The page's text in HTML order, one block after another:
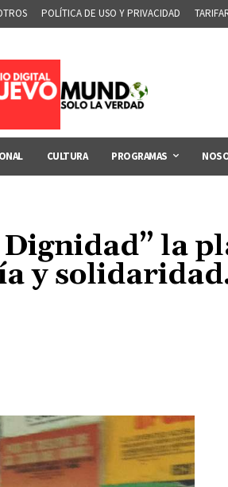
POLÍTICA DE USO Y PRIVACIDAD
CULTURA PROGRAMAS
la
y